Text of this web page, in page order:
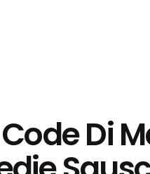
Di